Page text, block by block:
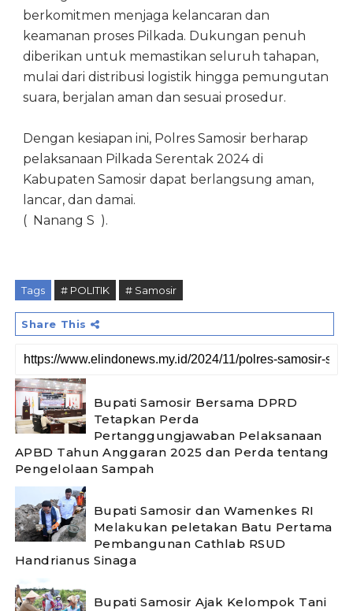
berkomitmen menjaga kelancaran dan
keamanan proses Pilkada. Dukungan penuh
diberikan untuk memastikan seluruh tahapan,
mulai dari distribusi logistik hingga pemungutan
suara, berjalan aman dan sesuai prosedur.
Dengan kesiapan ini, Polres Samosir berharap
pelaksanaan Pilkada Serentak 2024 di
Kabupaten Samosir dapat berlangsung aman,
lancar, dan damai.
( Nanang S ).
Tags # POLITIK # Samosir
Share This
Bupati Samosir Bersama DPRD
Tetapkan Perda
Pertanggungjawaban Pelaksanaan
APBD Tahun Anggaran 2025 dan Perda tentang
Pengelolaan Sampah
Bupati Samosir dan Wamenkes RI
Melakukan peletakan Batu Pertama
Pembangunan Cathlab RSUD
Handrianus Sinaga
Bupati Samosir Ajak Kelompok Tani